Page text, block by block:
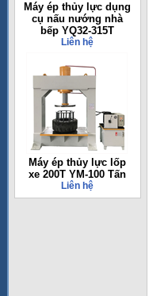
Máy ép thủy lực dụng
cụ nấu nướng nhà
bếp YQ32-315T
Liên hệ
Máy ép thủy lực lốp
xe 200T YM-100 Tấn
Liên hệ